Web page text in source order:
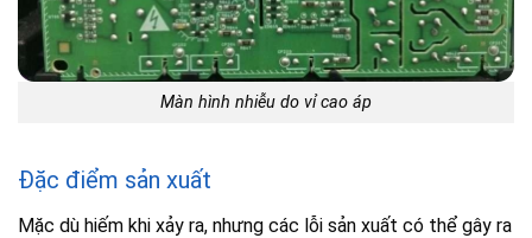
Màn hình nhiễu do vỉ cao áp
Đặc điểm sản xuất
Mặc dù hiếm khi xảy ra, nhưng các lỗi sản xuất có thể gây ra